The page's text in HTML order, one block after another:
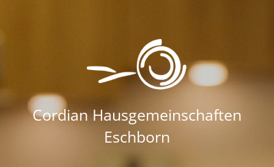
Zum Inhalt springen
Cordian Hausgemeinschaften
Eschborn